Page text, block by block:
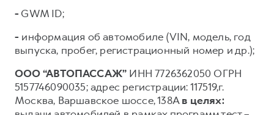
- GWM ID;
- информация об автомобиле (VIN, модель, год
выпуска, пробег, регистрационный номер и др.);
ООО “АВТОПАССАЖ” ИНН 7726362050 ОГРН
5157746090035; адрес регистрации: 117519,г.
Москва, Варшавское шоссе, 138Ав целях: